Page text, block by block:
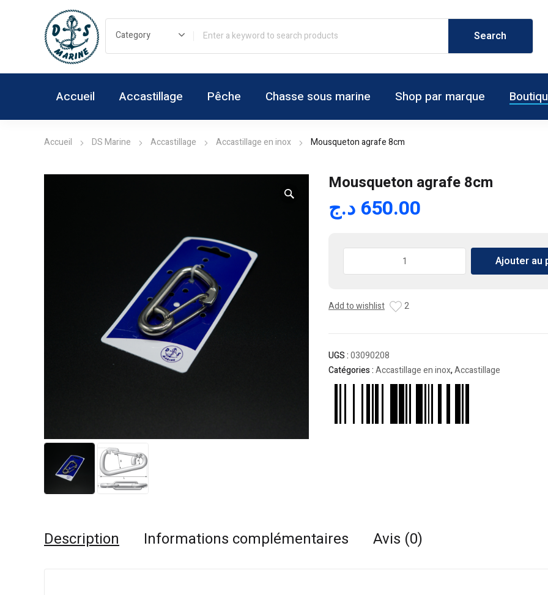
Accueil Accastillage Pêche Chasse sous marine Shop par marque
Accueil DS Marine Accastillage Accastillage en inox Mousqueton agrafe 8cm
Mousqueton agrafe 8cm
650.00 د.ج
8cm
Ajouter au
Add to wishlist 2
UGS :03090208
Catégories :Accastillage en inox,Accastillage
Description Informations complémentaires Avis (0)